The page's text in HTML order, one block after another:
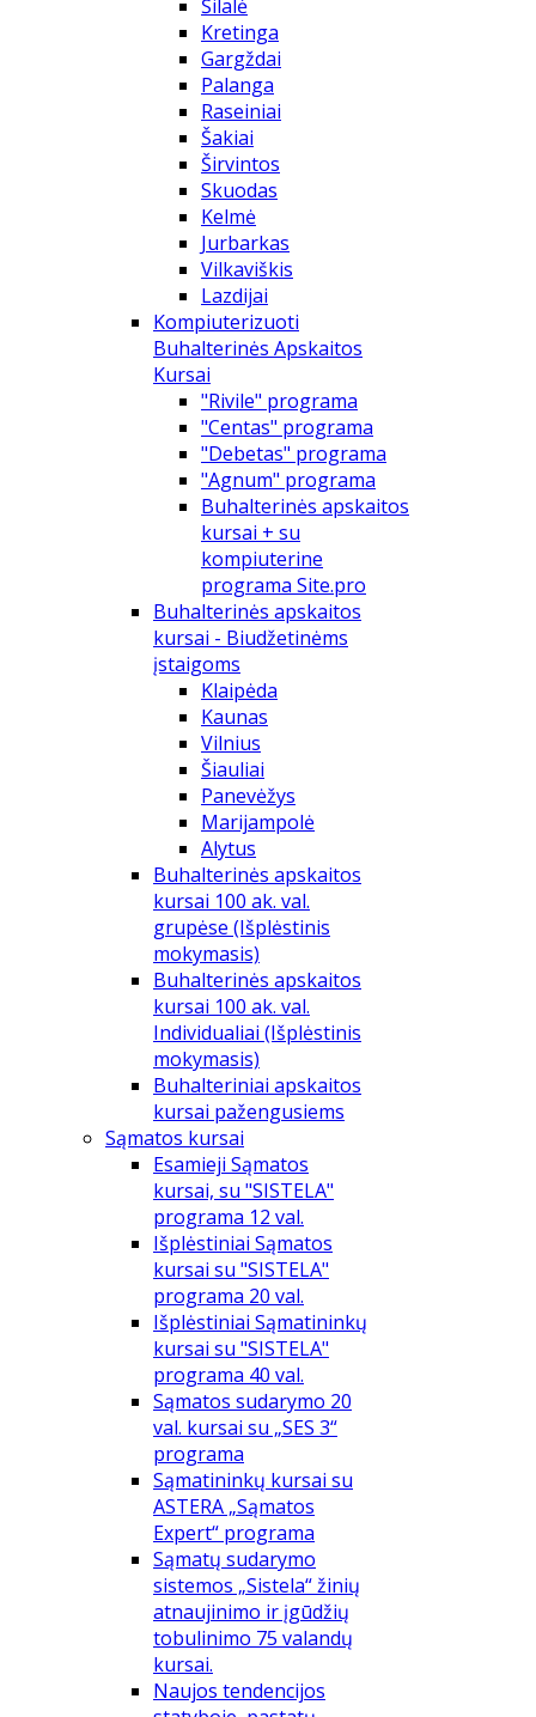
Šilalė
Kretinga
Gargždai
Palanga
Raseiniai
Šakiai
Širvintos
Skuodas
Kelmė
Jurbarkas
Vilkaviškis
Lazdijai
Kompiuterizuoti
Buhalterinės Apskaitos
Kursai
"Rivile" programa
"Centas" programa
"Debetas" programa
"Agnum" programa
Buhalterinės apskaitos
kursai + su
kompiuterine
programa Site.pro
Buhalterinės apskaitos
kursai - Biudžetinėms
įstaigoms
Klaipėda
Kaunas
Vilnius
Šiauliai
Panevėžys
Marijampolė
Alytus
Buhalterinės apskaitos
kursai 100 ak. val.
grupėse (Išplėstinis
mokymasis)
Buhalterinės apskaitos
kursai 100 ak. val.
Individualiai (Išplėstinis
mokymasis)
Buhalteriniai apskaitos
kursai pažengusiems
Sąmatos kursai
Esamieji Sąmatos
kursai, su "SISTELA"
programa 12 val.
Išplėstiniai Sąmatos
kursai su "SISTELA"
programa 20 val.
Išplėstiniai Sąmatininkų
kursai su "SISTELA"
programa 40 val.
Sąmatos sudarymo 20
val. kursai su „SES 3“
programa
Sąmatininkų kursai su
ASTERA „Sąmatos
Expert“ programa
Sąmatų sudarymo
sistemos „Sistela“ žinių
atnaujinimo ir įgūdžių
tobulinimo 75 valandų
kursai.
Naujos tendencijos